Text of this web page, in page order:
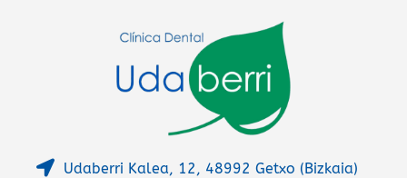
Udaberri Kalea, 12, 48992 Getxo (Bizkaia)